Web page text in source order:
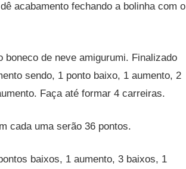
acabamento fechando a bolinha com o
de neve amigurumi. Finalizado
sendo, 1 ponto baixo, 1 aumento, 2
Faça até formar 4 carreiras.
cada uma serão 36 pontos.
baixos, 1 aumento, 3 baixos, 1